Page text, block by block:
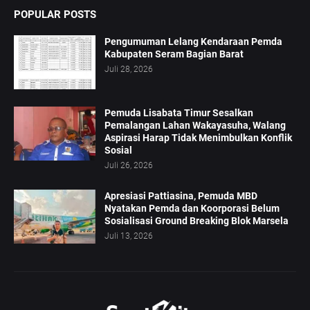
POPULAR POSTS
Pengumuman Lelang Kendaraan Pemda
Kabupaten Seram Bagian Barat
Juli 28, 2026
Pemuda Lisabata Timur Sesalkan
Pemalangan Lahan Wakayasuha, Walang
Aspirasi Harap Tidak Menimbulkan Konflik
Sosial
Juli 26, 2026
Apresiasi Pattiasina, Pemuda MBD
Nyatakan Pemda dan Koorporasi Belum
Sosialisasi Ground Breaking Blok Marsela
Juli 13, 2026